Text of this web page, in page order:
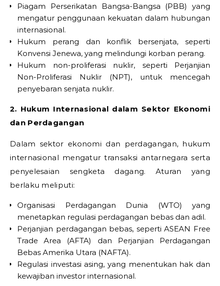
Piagam Perserikatan Bangsa-Bangsa (PBB) yang
mengatur penggunaan kekuatan dalam hubungan
internasional.
Hukum perang dan konflik bersenjata, seperti
Konvensi Jenewa, yang melindungi korban perang.
Hukum non-proliferasi nuklir, seperti Perjanjian
Non-Proliferasi Nuklir (NPT), untuk mencegah
penyebaran senjata nuklir.
2. Hukum Internasional dalam Sektor Ekonomi
dan Perdagangan
Dalam sektor ekonomi dan perdagangan, hukum
internasional mengatur transaksi antarnegara serta
penyelesaian sengketa dagang. Aturan yang
berlaku meliputi:
Organisasi Perdagangan Dunia (WTO) yang
menetapkan regulasi perdagangan bebas dan adil.
Perjanjian perdagangan bebas, seperti ASEAN Free
Trade Area (AFTA) dan Perjanjian Perdagangan
Bebas Amerika Utara (NAFTA).
Regulasi investasi asing, yang menentukan hak dan
kewajiban investor internasional.